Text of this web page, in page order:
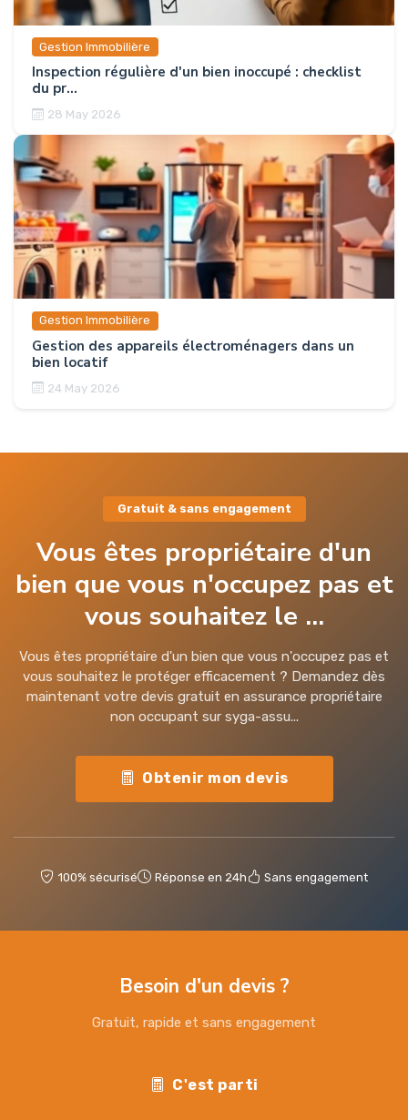
Gestion Immobilière
Inspection régulière d'un bien inoccupé : checklist
du pr...
28 May 2026
Gestion Immobilière
Gestion des appareils électroménagers dans un
bien locatif
24 May 2026
Gratuit & sans engagement
Vous êtes propriétaire d'un
bien que vous n'occupez pas et
vous souhaitez le ...
Vous êtes propriétaire d'un bien que vous n'occupez pas et
vous souhaitez le protéger efficacement ? Demandez dès
maintenant votre devis gratuit en assurance propriétaire
non occupant sur syga-assu...
Obtenir mon devis
100% sécurisé Réponse en 24h Sans engagement
Besoin d'un devis ?
Gratuit, rapide et sans engagement
C'est parti